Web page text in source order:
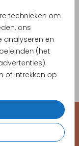
technieken om
ons
analyseren en
(het
of intrekken op